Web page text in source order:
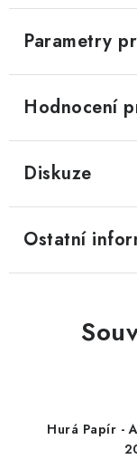
Parametry
Hodnocení
Diskuze
Ostatní
Hurá Papír -